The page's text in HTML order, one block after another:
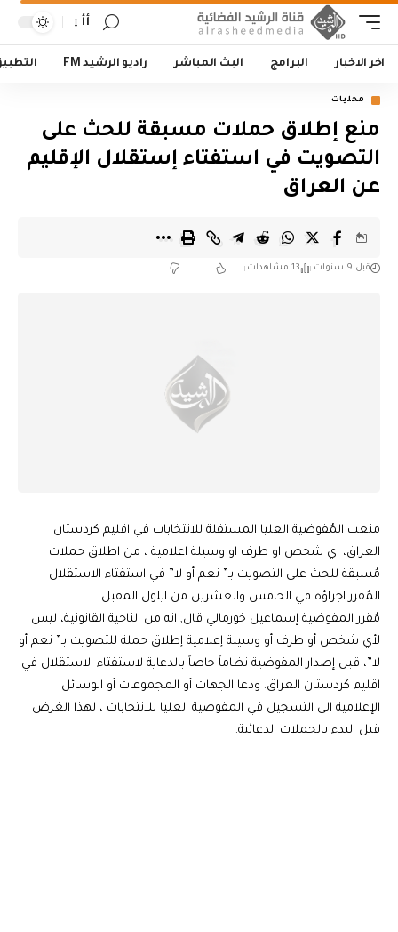
أأ
اخر الاخبار البرامج البث المباشر راديو الرشيد FM
محليات
منع إطلاق حملات مسبقة للحث على
التصويت في استفتاء إستقلال الإقليم
عن العراق
قبل 9 سنوات 13 مشاهدات
منعت المُفوضية العليا المستقلة للانتخابات في اقليم كردستان
العراق، اي شخص او طرف او وسيلة اعلامية ، من اطلاق حملات
مُسبقة للحث على التصويت بـ” نعم أو لا” في استفتاء الاستقلال
المُقرر اجراؤه في الخامس والعشرين من ايلول المقبل.
مُقرر المفوضية إسماعيل خورمالي قال, انه من الناحية القانونية، ليس
لأي شخص أو طرف أو وسيلة إعلامية إطلاق حملة للتصويت بـ” نعم أو
لا”، قبل إصدار المفوضية نظاماً خاصاً بالدعاية لاستفتاء الاستقلال في
اقليم كردستان العراق. ودعا الجهات أو المجموعات أو الوسائل
الإعلامية الى التسجيل في المفوضية العليا للانتخابات ، لهذا الغرض
قبل البدء بالحملات الدعائية.